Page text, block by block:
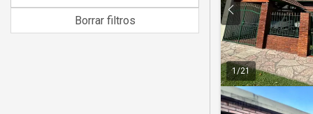
1/21
Borrar filtros